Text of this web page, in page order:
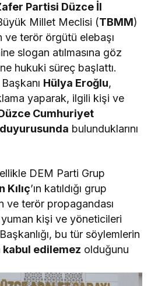
Partisi Düzce İl
Millet Meclisi (TBMM)
ve terör örgütü elebaşı
slogan atılmasına göz
hukuki süreç başlattı.
Hülya Eroğlu,
yaparak, ilgili kişi ve
Cumhuriyet
bulunduklarını
DEM Parti Grup
Kılıç’ın katıldığı grup
ve terör propagandası
kişi ve yöneticileri
bu tür söylemlerin
kabul edilemez olduğunu